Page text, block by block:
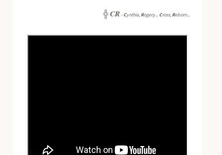
╬CR -Cynthia, Rogery... Cross, Reborn...